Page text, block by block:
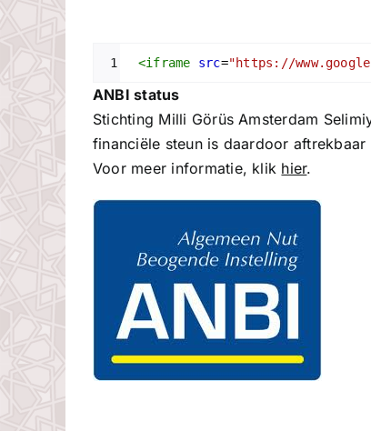
1 <iframe src="https://
ANBI status
Stichting Milli Görüs Amsterdam
financiële steun is daardoor
Voor meer informatie, klik hier.